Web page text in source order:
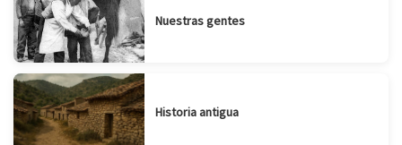
Nuestras gentes
Historia antigua